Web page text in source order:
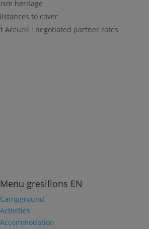
heritage
to cover
Accueil : negotiated partner rates
Menu gresillons EN
Campground
Activities
Accommodation